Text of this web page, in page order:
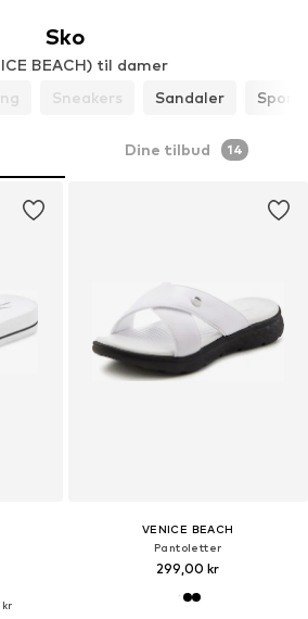
Sko
BEACH) til damer
Sneakers Sandaler
Dine tilbud 14
kr
VENICE BEACH
Pantoletter
299,00 kr